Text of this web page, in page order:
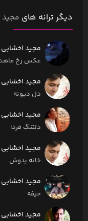
دیگر ترانه های
مجید اخشابی
عکس رخ
مجید اخشابی
دل دیونه
مجید اخشابی
دلتنگ فردا
مجید اخشابی
خانه بدوش
مجید اخشابی
حیفه
مجید اخشابی